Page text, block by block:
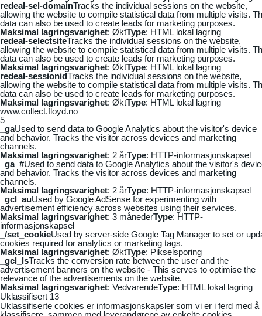
redeal-sel-domainTracks the individual sessions on the website,
allowing the website to compile statistical data from multiple visits.
data can also be used to create leads for marketing purposes.
Maksimal lagringsvarighet: ØktType: HTML lokal lagring
redeal-selectsiteTracks the individual sessions on the website,
allowing the website to compile statistical data from multiple visits.
data can also be used to create leads for marketing purposes.
Maksimal lagringsvarighet: ØktType: HTML lokal lagring
redeal-sessionidTracks the individual sessions on the website,
allowing the website to compile statistical data from multiple visits.
data can also be used to create leads for marketing purposes.
Maksimal lagringsvarighet: ØktType: HTML lokal lagring
www.collect.floyd.no
5
_gaUsed to send data to Google Analytics about the visitor's device
and behavior. Tracks the visitor across devices and marketing
channels.
Maksimal lagringsvarighet: 2 årType: HTTP-informasjonskapsel
_ga_#Used to send data to Google Analytics about the visitor's
and behavior. Tracks the visitor across devices and marketing
channels.
Maksimal lagringsvarighet: 2 årType: HTTP-informasjonskapsel
_gcl_auUsed by Google AdSense for experimenting with
advertisement efficiency across websites using their services.
Maksimal lagringsvarighet: 3 månederType: HTTP-
informasjonskapsel
_/set_cookieUsed by server-side Google Tag Manager to set or
cookies required for analytics or marketing tags.
Maksimal lagringsvarighet: ØktType: Pikselsporing
_gcl_lsTracks the conversion rate between the user and the
advertisement banners on the website - This serves to optimise the
relevance of the advertisements on the website.
Maksimal lagringsvarighet: VedvarendeType: HTML lokal lagring
Uklassifisert 13
Uklassifiserte cookies er informasjonskapsler som vi er i ferd med å